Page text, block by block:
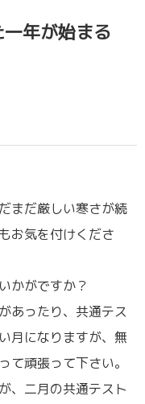
年が始まる
まだ厳しい寒さが続
お気を付けくださ
かがですか？
あったり、共通テス
月になりますが、無
て頑張って下さい。
、二月の共通テスト